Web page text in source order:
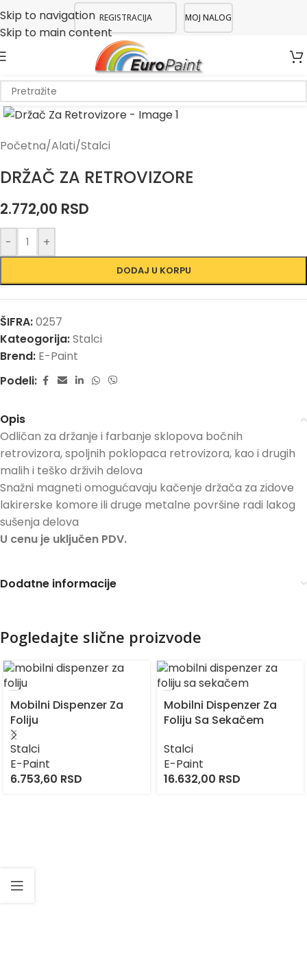
Skip to navigation
Skip to main content
REGISTRACIJA MOJ NALOG
Početna/Alati/Stalci
DRŽAČ ZA RETROVIZORE
2.772,00 RSD
- +
DODAJ U KORPU
ŠIFRA:0257
Kateogorija:Stalci
Brend: E-Paint
Podeli:
Opis
Odličan za držanje i farbanje sklopova bočnih
retrovizora, spoljnih poklopaca retrovizora, kao i drugih
malih i teško drživih delova
Snažni magneti omogućavaju kačenje držača za zidove
lakirerske komore ili druge metalne površine radi lakog
sušenja delova
U cenu je uključen PDV.
Dodatne informacije
Pogledajte slične proizvode
Mobilni Dispenzer Za
Foliju
Stalci
E-Paint
6.753,60 RSD
Mobilni Dispenzer Za
Foliju Sa Sekačem
Stalci
E-Paint
16.632,00 RSD